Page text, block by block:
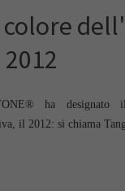
2012
ha
il 2012: si chiama